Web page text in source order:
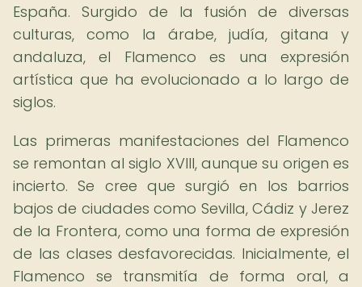
España. Surgido de la fusión de diversas
culturas, como la árabe, judía, gitana y
andaluza, el Flamenco es una expresión
artística que ha evolucionado a lo largo de
siglos.
Las primeras manifestaciones del Flamenco
se remontan al siglo XVIII, aunque su origen es
incierto. Se cree que surgió en los barrios
bajos de ciudades como Sevilla, Cádiz y Jerez
de la Frontera, como una forma de expresión
de las clases desfavorecidas. Inicialmente, el
Flamenco se transmitía de forma oral, a